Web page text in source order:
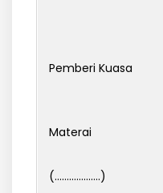
Materai